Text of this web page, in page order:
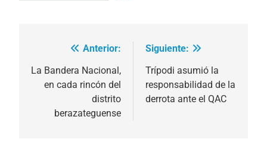
Navegación
de
Anterior:
La Bandera Nacional,
en cada rincón del
distrito
berazateguense
Siguiente:
Trípodi asumió la
responsabilidad de la
derrota ante el QAC